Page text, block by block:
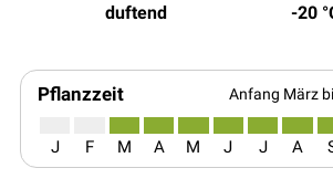
duftend -20
Pflanzzeit Anfang März
J F M A M J J A